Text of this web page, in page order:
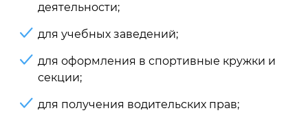
деятельности;
для учебных заведений;
для оформления в спортивные кружки и
секции;
для получения водительских прав;